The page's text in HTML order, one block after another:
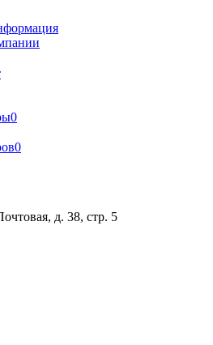
0
0
д. 38, стр. 5